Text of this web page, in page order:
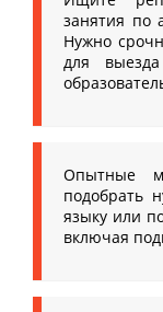
занятия по
Нужно
для
Опытные
подобрать
языку или
включая